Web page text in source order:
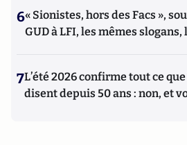
6« Sionistes, hors des Facs »,
GUD à LFI, les mêmes
7L’été 2026 confirme tout ce
disent depuis 50 ans : non, et